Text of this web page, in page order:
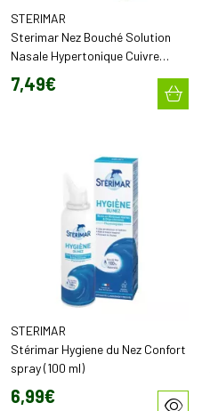
STERIMAR
Sterimar Nez Bouché Solution
Nasale Hypertonique Cuivre
100Ml
7,49€
STERIMAR
Stérimar Hygiene du Nez Confort
spray (100 ml)
6,99€